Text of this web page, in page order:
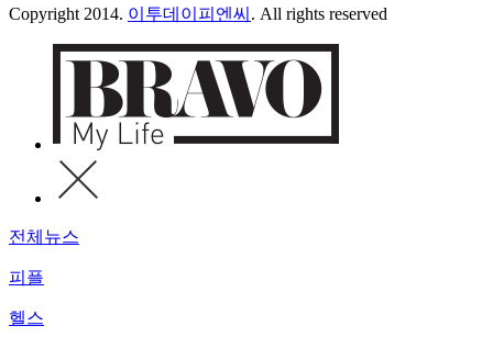
Copyright 2014. 이투데이피엔씨 . All rights reserved
전체뉴스
피플
헬스